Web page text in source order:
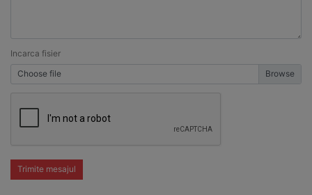
Incarca fisier
Choose file
Trimite mesajul